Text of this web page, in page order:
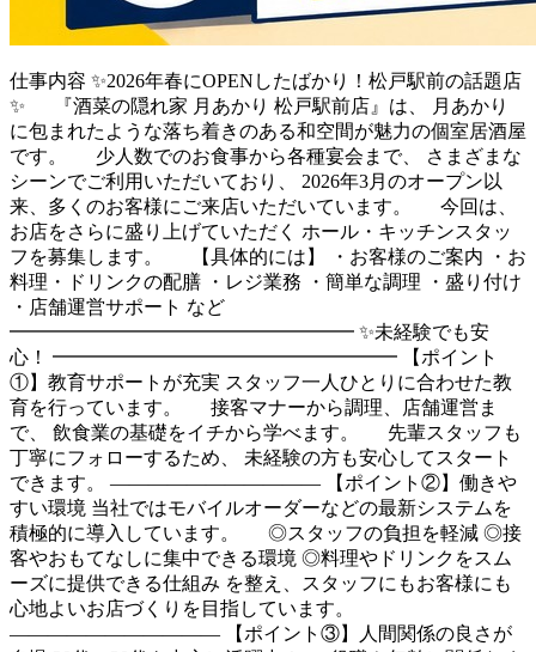
仕事内容 ✨2026年春にOPENしたばかり！松戸駅前の話題店
✨ 『酒菜の隠れ家 月あかり 松戸駅前店』は、 月あかり
に包まれたような落ち着きのある和空間が魅力の個室居酒屋
です。 少人数でのお食事から各種宴会まで、 さまざまな
シーンでご利用いただいており、 2026年3月のオープン以
来、多くのお客様にご来店いただいています。 今回は、
お店をさらに盛り上げていただく ホール・キッチンスタッ
フを募集します。 【具体的には】 ・お客様のご案内 ・お
料理・ドリンクの配膳 ・レジ業務 ・簡単な調理 ・盛り付け
・店舗運営サポート など
━━━━━━━━━━━━━━━━━━ ✨未経験でも安
心！ ━━━━━━━━━━━━━━━━━━ 【ポイント
①】教育サポートが充実 スタッフ一人ひとりに合わせた教
育を行っています。 接客マナーから調理、店舗運営ま
で、 飲食業の基礎をイチから学べます。 先輩スタッフも
丁寧にフォローするため、 未経験の方も安心してスタート
できます。 ――――――――――― 【ポイント②】働きや
すい環境 当社ではモバイルオーダーなどの最新システムを
積極的に導入しています。 ◎スタッフの負担を軽減 ◎接
客やおもてなしに集中できる環境 ◎料理やドリンクをスム
ーズに提供できる仕組み を整え、スタッフにもお客様にも
心地よいお店づくりを目指しています。
――――――――――― 【ポイント③】人間関係の良さが